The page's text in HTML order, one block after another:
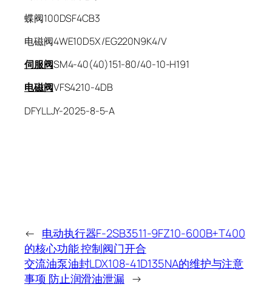
蝶阀100DSF4CB3
电磁阀4WE10D5X/EG220N9K4/V
伺服阀SM4-40(40)151-80/40-10-H191
电磁阀VFS4210-4DB
DFYLLJY-2025-8-5-A
← 电动执行器F-2SB3511-9FZ10-600B+T400
的核心功能 控制阀门开合
交流油泵油封LDX108-41D135NA的维护与注意
事项 防止润滑油泄漏 →